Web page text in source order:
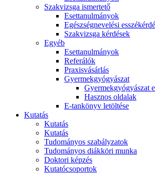
Szakvizsga ismertető
Esettanulmányok
Egészségnevelési
Szakvizsga kérdések
Egyéb
Esettanulmányok
Referálók
Praxisvásárlás
Gyermekgyógyászat
Gyermekgyógyászat
Hasznos oldalak
E-tankönyv letöltése
Kutatás
Kutatás
Kutatás
Tudományos szabályzatok
Tudományos diákköri munka
Doktori képzés
Kutatócsoportok